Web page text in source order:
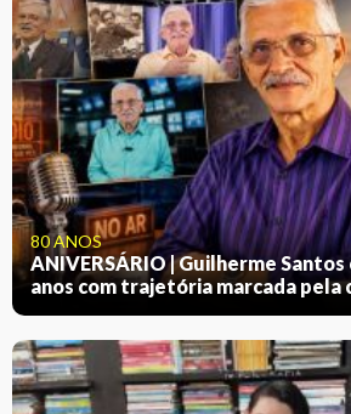
80 ANOS
ANIVERSÁRIO | Guilherme
anos com trajetória marcada pela